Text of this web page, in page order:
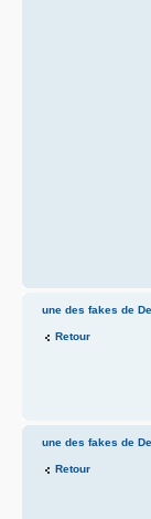
une des fakes de
Retour
une des fakes de
Retour